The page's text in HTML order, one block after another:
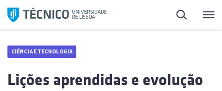
Saltar
para
Pesquisa
CIÊNCIA E TECNOLOGIA
Lições aprendidas e evolução